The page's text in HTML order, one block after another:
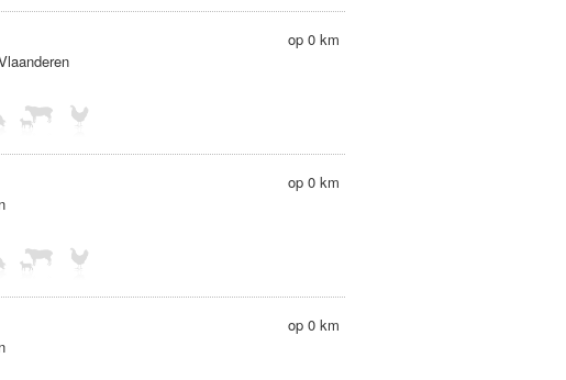
op 0 km
op 0 km
op 0 km